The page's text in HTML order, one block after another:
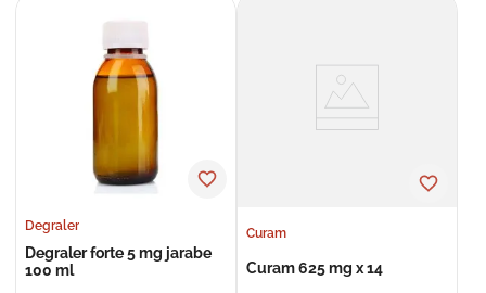
Degraler
Degraler forte 5 mg jarabe
100 ml
Curam
Curam 625 mg x 14